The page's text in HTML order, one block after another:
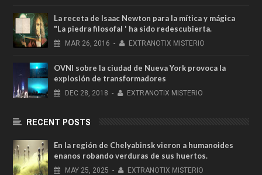
La receta de Isaac Newton para la mítica y mágica
"La piedra filosofal ' ha sido redescubierta.
MAR 26, 2016 - EXTRANOTIX MISTERIO
OVNI sobre la ciudad de Nueva York provoca la
explosión de transformadores
DEC 28, 2018 - EXTRANOTIX MISTERIO
RECENT POSTS
En la región de Chelyabinsk vieron a humanoides
enanos robando verduras de sus huertos.
MAY 25, 2025 - EXTRANOTIX MISTERIO